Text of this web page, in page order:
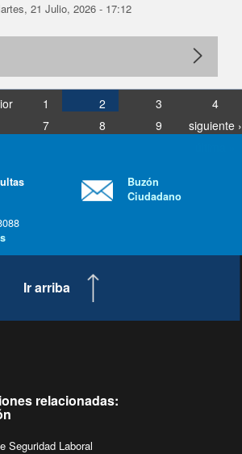
21 Julio, 2026 - 17:12
1 2 3
4
7 8 9
siguiente ›
Buzón
Ciudadano
Ir arriba
relacionadas:
Seguridad Laboral